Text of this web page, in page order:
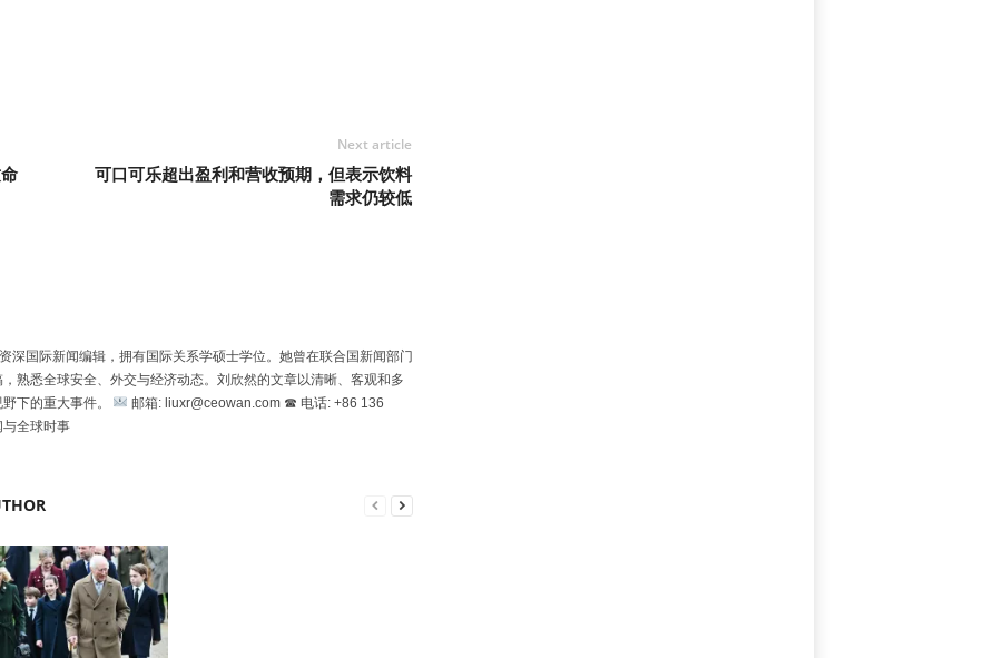
Next article
可口可乐超出盈利和营收预期，但表示饮料
需求仍较低
深国际新闻编辑，拥有国际关系学硕士学位。她曾在联合国新闻部门
熟悉全球安全、外交与经济动态。刘欣然的文章以清晰、客观和多
下的重大事件。
邮箱: liuxr@ceowan.com ☎ 电话: +86 136
全球时事